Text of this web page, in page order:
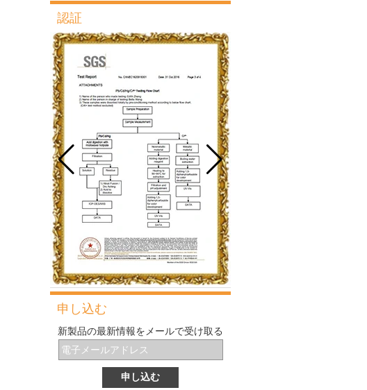
キングカウチメーカーからのパッセンジャー
をお届けします。私たちは最も自然な素材で
あり、パンのカウチとしてふさわしいリネン
ブレッドベーキングカウチの情報と使用法を
共有します。
天板のトレイに最適な金属素材は何ですか?
これは完全に真実です。金属製の天板は、食
品に安全で、優れた熱伝導率、優れた耐久
性、長寿命、低価格という特徴を備えてお
り、依然として天板市場で主導的な役割を果
たしています。
最も一般的な問題と製パン中の10の理由
この箇所では、最も一般的な問題とその原因
について説明します。
グルテン形成に影響する主な要因は何ですか
毎日のベーキングで最も一般的で基本的な材
料の1つとして、小麦粉は見た目ほど単純で
はないため、パンの性能を制御するのは非常
に困難です。
伝統的なデンマークの生地の泡立て器とは何
ですか？
伝統的な大まかな泡立て器は、安価でコンパ
クトで柔軟で便利なペストリーツールです。
それはすべてのパン屋と主婦によって所有さ
れるに値します。
パンを作るためのツールと機器
ベーキングにいくつかの小さいがスマートな
ガジェットを導入する前に、今日はパンを作
るのに必要なツールと機器を紹介します。
オーブン用の天板トレイを選ぶとき、うずう
ずしていますか?複数の最も一般的なサイズ
があり、他の多くの異なるサイズと同様に、
どのサイズのベーキングシートパンを選択す
Cordierite Baking Pizza Stoneとその利点は
認証
申し込む
新製品の最新情報をメールで受け取る